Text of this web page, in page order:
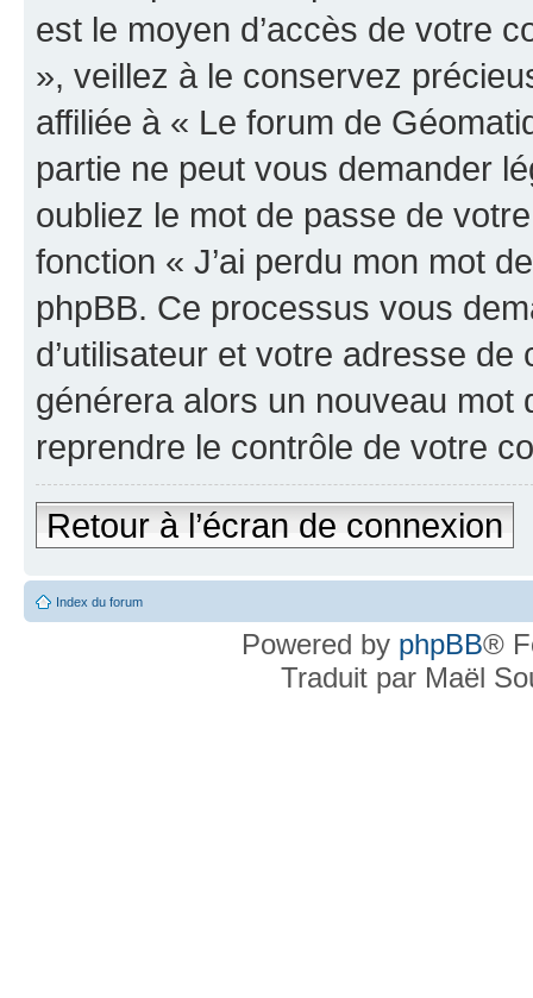
est le moyen d’accès de votre
», veillez à le conservez
affiliée à « Le forum de
partie ne peut vous demander
oubliez le mot de passe de
fonction « J’ai perdu mon mot
phpBB. Ce processus vous
d’utilisateur et votre adresse
générera alors un nouveau
reprendre le contrôle de votre
Retour à l’écran de connexion
Index du forum
Powered by phpBB®
Traduit par Maël